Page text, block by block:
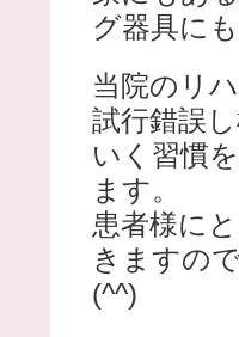
グ器具に
当院のリ
試行錯誤
いく習慣
ます。
患者様に
きますの
(^^)